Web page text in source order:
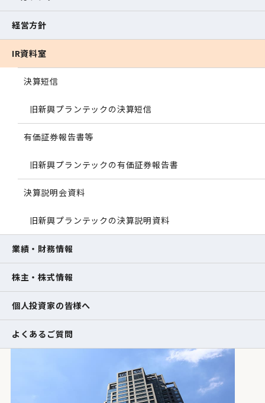
経営方針
IR資料室
決算短信
旧新興プランテックの決算短信
有価証券報告書等
旧新興プランテックの有価証券報告書
決算説明会資料
旧新興プランテックの決算説明資料
業績・財務情報
株主・株式情報
個人投資家の皆様へ
よくあるご質問